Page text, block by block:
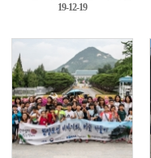
과 마음의 치유로0
19-12-19